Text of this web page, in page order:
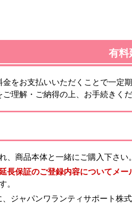
有料
をお支払いいただくことで一定
理解・ご納得の上、お手続きくだ
、商品本体と一緒にご購入下さい。
長保証のご登録内容についてメー
。
ジャパンワランティサポート株